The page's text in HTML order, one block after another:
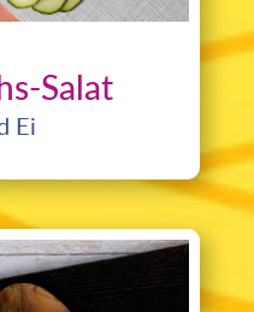
Salat
Ei